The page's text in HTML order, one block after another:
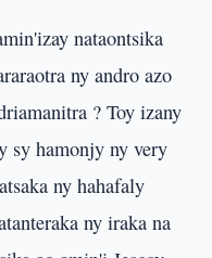
nataontsika
ny andro azo
? Toy izany
sy hamonjy ny very
ny hahafaly
ny iraka na